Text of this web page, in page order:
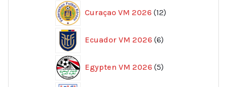
Curaçao VM 2026 12
produkter
Ecuador VM 2026 6
produkter
Egypten VM 2026 5
produkter